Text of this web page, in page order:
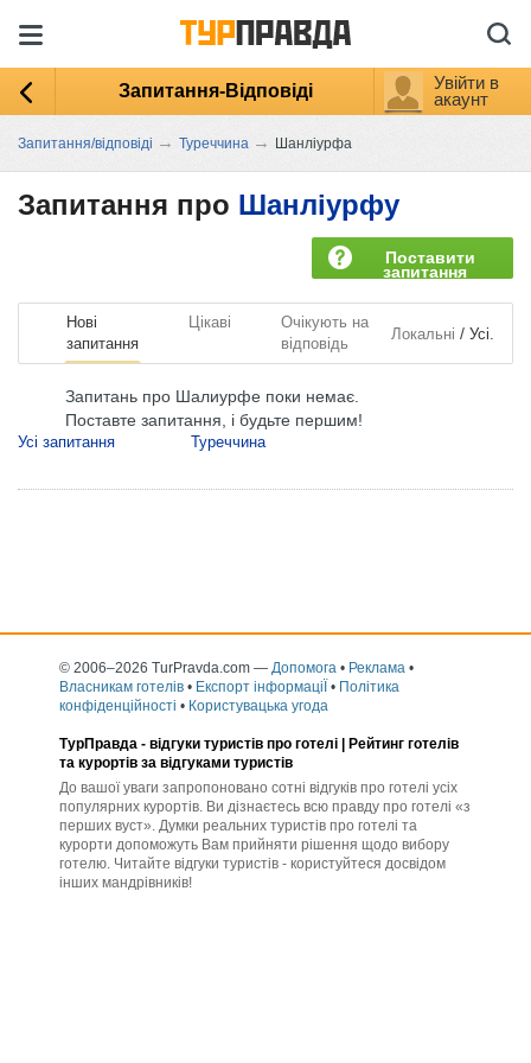
Запитання-Відповіді
Увійти в
акаунт
Запитання/відповіді → Туреччина → Шанліурфа
Запитання про Шанліурфу
Поставити
запитання
Нові
запитання
Цікаві
Очікують на
відповідь
Локальні / Усі.
Запитань про Шалиурфе поки немає.
Поставте запитання, і будьте першим!
Усі запитання Туреччина
© 2006–2026 TurPravda.com — Допомога • Реклама •
Власникам готелів • Експорт інформаціЇ • Політика
конфіденційності • Користувацька угода
ТурПравда - відгуки туристів про готелі | Рейтинг готелів
та курортів за відгуками туристів
До вашої уваги запропоновано сотні відгуків про готелі усіх
популярних курортів. Ви дізнаєтесь всю правду про готелі «з
перших вуст». Думки реальних туристів про готелі та
курорти допоможуть Вам прийняти рішення щодо вибору
готелю. Читайте відгуки туристів - користуйтеся досвідом
інших мандрівників!